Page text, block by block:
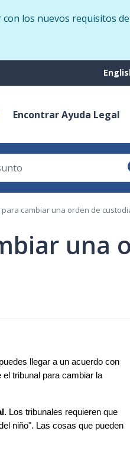
tolos nuevos requisitos
Encontrar Ayuda Legal
cambiar una orden de
una
llegar a un acuerdo con
tribunal para cambiar la
Los tribunales requieren que
niño". Las cosas que pueden